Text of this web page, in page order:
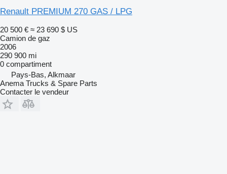
Renault PREMIUM 270 GAS / LPG
20 500 € ≈ 23 690 $ US
Camion de gaz
2006
290 900 mi
0 compartiment
Pays-Bas, Alkmaar
Anema Trucks & Spare Parts
Contacter le vendeur